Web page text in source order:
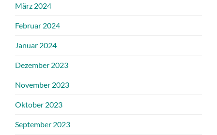
März 2024
Februar 2024
Januar 2024
Dezember 2023
November 2023
Oktober 2023
September 2023